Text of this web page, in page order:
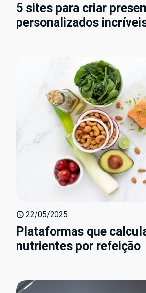
5 sites para criar
personalizados
22/05/2025
Plataformas que
nutrientes por refeição